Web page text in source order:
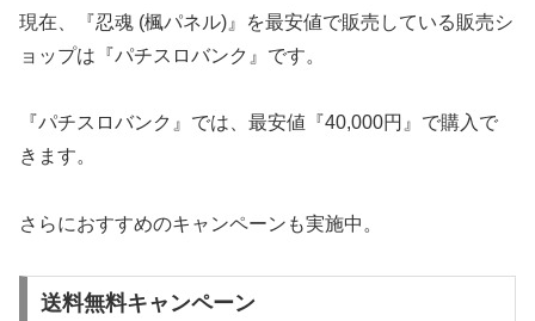
現在、『忍魂 (楓パネル)』を最安値で販売している販売シ
ョップは『パチスロバンク』です。
『パチスロバンク』では、最安値『40,000円』で購入で
きます。
さらにおすすめのキャンペーンも実施中。
送料無料キャンペーン